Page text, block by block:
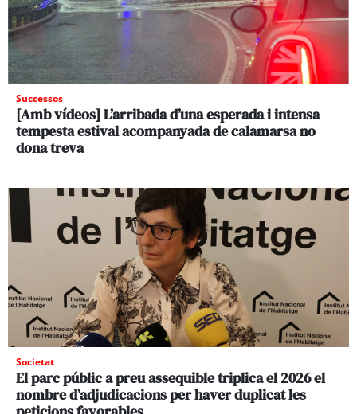
Successos
[Amb vídeos] L’arribada d’una esperada i intensa
tempesta estival acompanyada de calamarsa no
dona treva
Societat
El parc públic a preu assequible triplica el 2026 el
nombre d’adjudicacions per haver duplicat les